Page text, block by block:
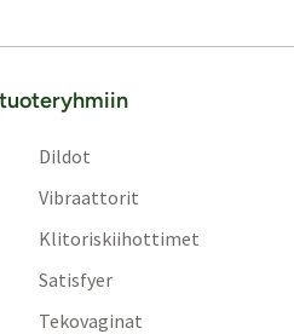
Dildot
Vibraattorit
Klitoriskiihottimet
Satisfyer
Tekovaginat